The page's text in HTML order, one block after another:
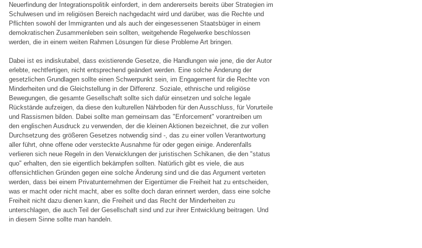
Neuerfindung der Integrationspolitik einfordert, in dem andererseits bereits über Strategien im
Schulwesen und im religiösen Bereich nachgedacht wird und darüber, was die Rechte und
Pflichten sowohl der Immigranten und als auch der eingesessenen Staatsbüger in einem
demokratischen Zusammenleben sein sollten, weitgehende Regelwerke beschlossen
werden, die in einem weiten Rahmen Lösungen für diese Probleme Art bringen.
Dabei ist es indiskutabel, dass existierende Gesetze, die Handlungen wie jene, die der Autor
erlebte, rechtfertigen, nicht entsprechend geändert werden. Eine solche Änderung der
gesetzlichen Grundlagen sollte einen Schwerpunkt sein, im Engagement für die Rechte von
Minderheiten und die Gleichstellung in der Differenz. Soziale, ethnische und religiöse
Bewegungen, die gesamte Gesellschaft sollte sich dafür einsetzen und solche legale
Rückstände aufzeigen, da diese den kulturellen Nährboden für den Ausschluss, für Vorurteile
und Rassismen bilden. Dabei sollte man gemeinsam das "Enforcement" vorantreiben um
den englischen Ausdruck zu verwenden, der die kleinen Aktionen bezeichnet, die zur vollen
Durchsetzung des größeren Gesetzes notwendig sind -, das zu einer vollen Verantwortung
aller führt, ohne offene oder versteckte Ausnahme für oder gegen einige. Anderenfalls
verlieren sich neue Regeln in den Verwicklungen der juristischen Schikanen, die den "status
quo" erhalten, den sie eigentlich bekämpfen sollten. Natürlich gibt es viele, die aus
offensichtlichen Gründen gegen eine solche Änderung sind und die das Argument verteten
werden, dass bei einem Privatunternehmen der Eigentümer die Freiheit hat zu entscheiden,
was er macht oder nicht macht, aber es sollte doch daran erinnert werden, dass eine solche
Freiheit nicht dazu dienen kann, die Freiheit und das Recht der Minderheiten zu
unterschlagen, die auch Teil der Gesellschaft sind und zur ihrer Entwicklung beitragen. Und
in diesem Sinne sollte man handeln.